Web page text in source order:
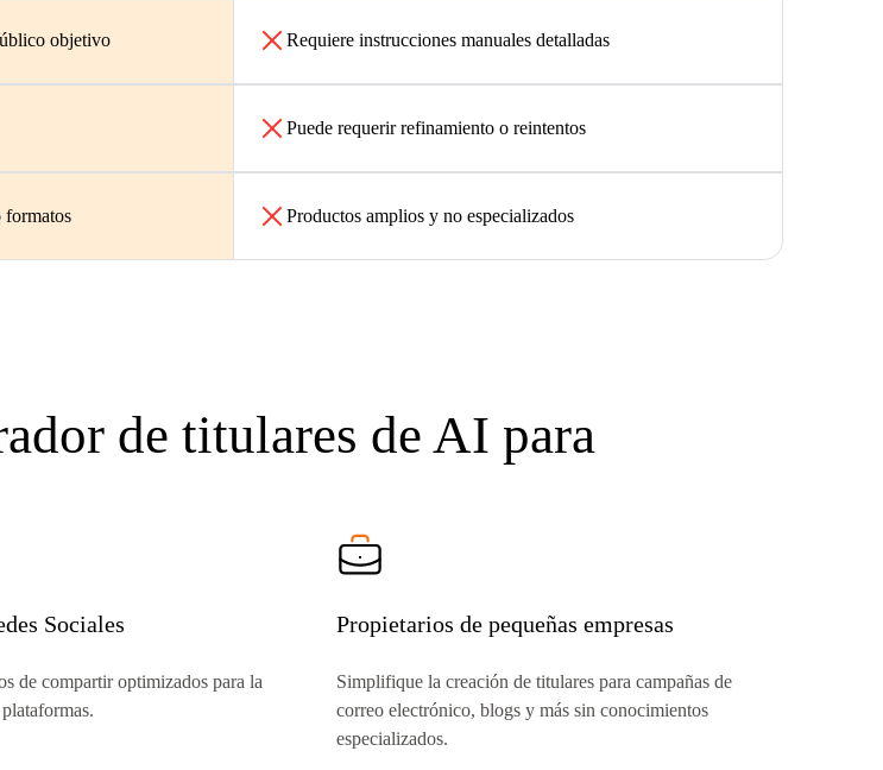
objetivo Requiere instrucciones manuales detalladas
Puede requerir refinamiento o reintentos
formatos Productos amplios y no especializados
de titulares de AI para
Sociales
de compartir optimizados para la
Propietarios de pequeñas empresas
Simplifique la creación de titulares para campañas de
correo electrónico, blogs y más sin conocimientos
especializados.